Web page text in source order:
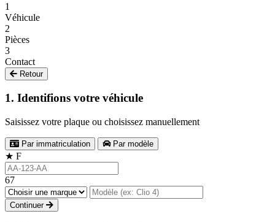
1
Véhicule
2
Pièces
3
Contact
Retour
1. Identifions votre véhicule
Saisissez votre plaque ou choisissez manuellement
Par immatriculation Par modèle
★ F
67
Continuer